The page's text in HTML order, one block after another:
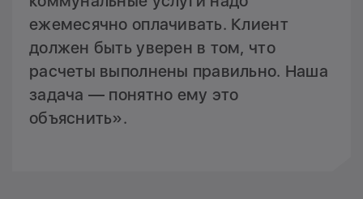
ежемесячно оплачивать. Клиент
должен быть уверен в том, что
расчеты выполнены правильно. Наша
задача — понятно ему это
объяснить».